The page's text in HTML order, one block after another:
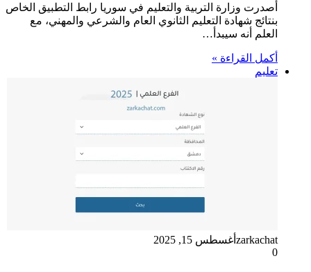
أصدرت وزارة التربية والتعليم في سوريا رابط التطبيق الخاص
بنتائج شهادة التعليم الثانوي العام والشرعي والمهني، مع
العلم أنه سيبدأ…
أكمل القراءة »
تعليم
zarkachat أغسطس 15, 2025
0